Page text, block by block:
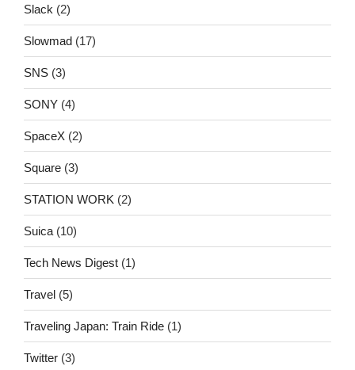
Slack (2)
Slowmad (17)
SNS (3)
SONY (4)
SpaceX (2)
Square (3)
STATION WORK (2)
Suica (10)
Tech News Digest (1)
Travel (5)
Traveling Japan: Train Ride (1)
Twitter (3)